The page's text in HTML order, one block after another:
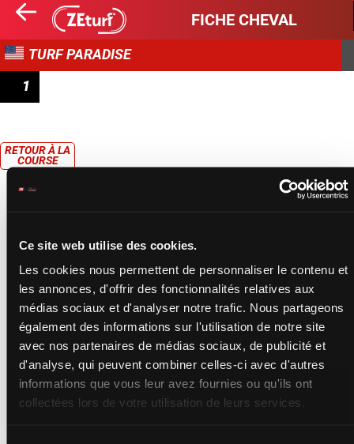
Ce site web utilise des cookies.
Les cookies nous permettent de personnaliser le contenu et
les annonces, d'offrir des fonctionnalités relatives aux
médias sociaux et d'analyser notre trafic. Nous partageons
également des informations sur l'utilisation de notre site
avec nos partenaires de médias sociaux, de publicité et
d'analyse, qui peuvent combiner celles-ci avec d'autres
informations que vous leur avez fournies ou qu'ils ont
collectées lors de votre utilisation de leurs services.
FICHE CHEVAL
TURF PARADISE
1
RETOUR À LA
COURSE